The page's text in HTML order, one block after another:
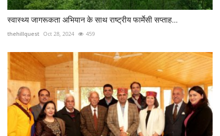
स्वास्थ्य जागरूकता अभियान के साथ राष्ट्रीय फार्मेसी सप्ताह...
thehillquest Oct 28, 2024 459